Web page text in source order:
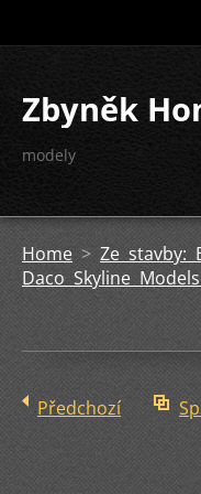
Zbyněk
modely
Home > Ze stavby:
Daco Skyline
Předchozí